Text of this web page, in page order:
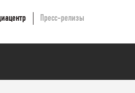
Пресс-релизы